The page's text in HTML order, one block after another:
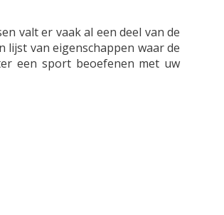
valt er vaak al een deel van de
van eigenschappen waar de
een sport beoefenen met uw